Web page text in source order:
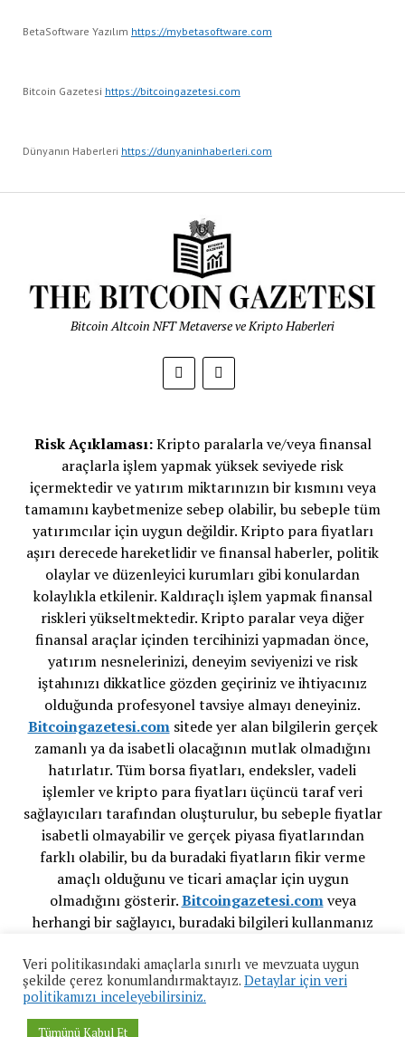
BetaSoftware Yazılım https://mybetasoftware.com
Bitcoin Gazetesi https://bitcoingazetesi.com
Dünyanın Haberleri https://dunyaninhaberleri.com
Bitcoin Altcoin NFT Metaverse ve Kripto Haberleri
Risk Açıklaması:Kripto paralarla ve/veya finansal
araçlarla işlem yapmak yüksek seviyede risk
içermektedir ve yatırım miktarınızın bir kısmını veya
tamamını kaybetmenize sebep olabilir, bu sebeple tüm
yatırımcılar için uygun değildir. Kripto para fiyatları
aşırı derecede hareketlidir ve finansal haberler, politik
olaylar ve düzenleyici kurumları gibi konulardan
kolaylıkla etkilenir. Kaldıraçlı işlem yapmak finansal
riskleri yükseltmektedir. Kripto paralar veya diğer
finansal araçlar içinden tercihinizi yapmadan önce,
yatırım nesnelerinizi, deneyim seviyenizi ve risk
iştahınızı dikkatlice gözden geçiriniz ve ihtiyacınız
olduğunda profesyonel tavsiye almayı deneyiniz.
Bitcoingazetesi.comsitede yer alan bilgilerin gerçek
zamanlı ya da isabetli olacağının mutlak olmadığını
hatırlatır. Tüm borsa fiyatları, endeksler, vadeli
işlemler ve kripto para fiyatları üçüncü taraf veri
sağlayıcıları tarafından oluşturulur, bu sebeple fiyatlar
isabetli olmayabilir ve gerçek piyasa fiyatlarından
farklı olabilir, bu da buradaki fiyatların fikir verme
amaçlı olduğunu ve ticari amaçlar için uygun
olmadığını gösterir.Bitcoingazetesi.comveya
herhangi bir sağlayıcı, buradaki bilgileri kullanmanız
sorumluluk taşımamaktadır.
Veri politikasındaki amaçlarla sınırlı ve mevzuata uygun
şekilde çerez konumlandırmaktayız. Detaylar için veri
politikamızı inceleyebilirsiniz.
Tümünü Kabul Et